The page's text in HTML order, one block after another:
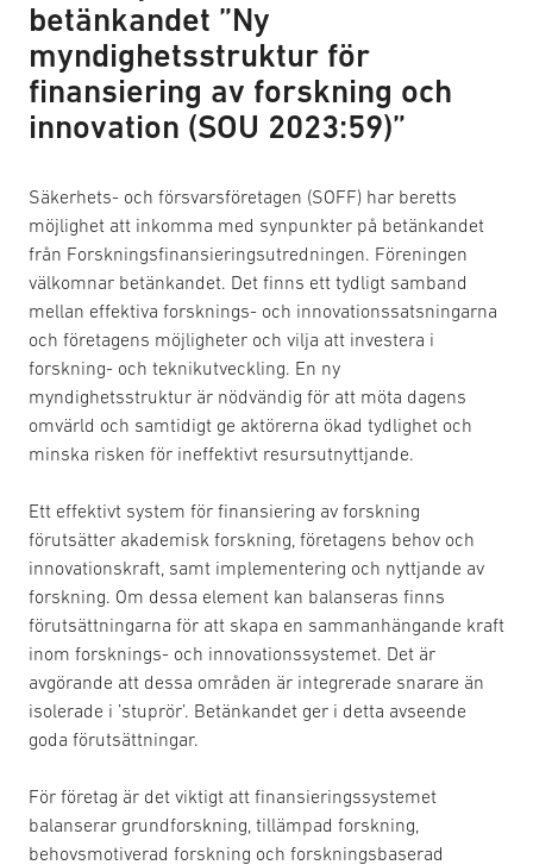
betänkandet ”Ny
myndighetsstruktur för
finansiering av forskning och
innovation (SOU 2023:59)”
Säkerhets- och försvarsföretagen (SOFF) har beretts
möjlighet att inkomma med synpunkter på betänkandet
från Forskningsfinansieringsutredningen. Föreningen
välkomnar betänkandet. Det finns ett tydligt samband
mellan effektiva forsknings- och innovationssatsningarna
och företagens möjligheter och vilja att investera i
forskning- och teknikutveckling. En ny
myndighetsstruktur är nödvändig för att möta dagens
omvärld och samtidigt ge aktörerna ökad tydlighet och
minska risken för ineffektivt resursutnyttjande.
Ett effektivt system för finansiering av forskning
förutsätter akademisk forskning, företagens behov och
innovationskraft, samt implementering och nyttjande av
forskning. Om dessa element kan balanseras finns
förutsättningarna för att skapa en sammanhängande kraft
inom forsknings- och innovationssystemet. Det är
avgörande att dessa områden är integrerade snarare än
isolerade i ’stuprör’. Betänkandet ger i detta avseende
goda förutsättningar.
För företag är det viktigt att finansieringssystemet
balanserar grundforskning, tillämpad forskning,
behovsmotiverad forskning och forskningsbaserad